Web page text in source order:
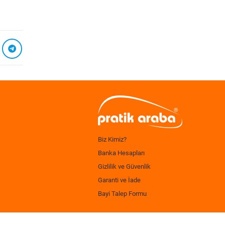
Biz Kimiz?
Banka Hesapları
Gizlilik ve Güvenlik
Garanti ve İade
Bayi Talep Formu